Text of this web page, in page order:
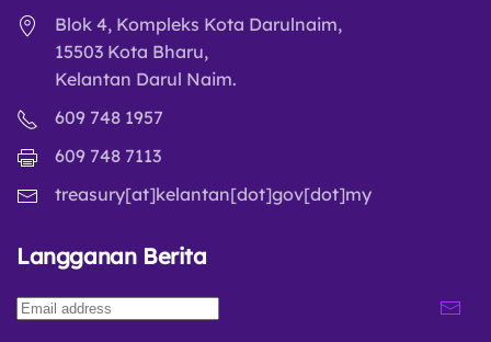
Blok 4, Kompleks Kota Darulnaim,
15503 Kota Bharu,
Kelantan Darul Naim.
609 748 1957
609 748 7113
treasury[at]kelantan[dot]gov[dot]my
Langganan Berita